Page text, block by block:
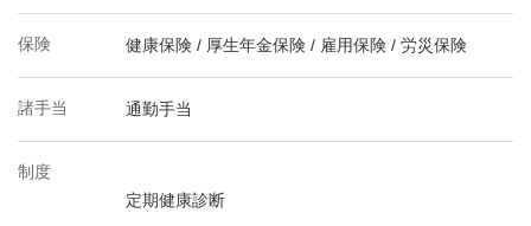
保険 健康保険 / 厚生年金保険 / 雇用保険 / 労災保険
諸手当 通勤手当
制度
定期健康診断